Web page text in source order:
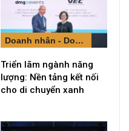
Doanh nhân - Doanh nghiệp
Triển lãm ngành năng
lượng: Nền tảng kết nối
cho di chuyển xanh